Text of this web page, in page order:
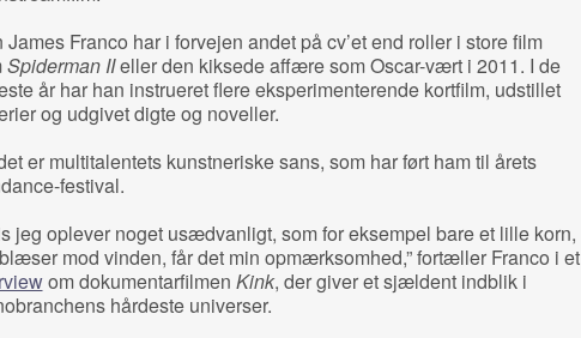
James Franco har i forvejen andet på cv’et end roller i store film
Spiderman IIeller den kiksede affære som Oscar-vært i 2011. I de
år har han instrueret flere eksperimenterende kortfilm, udstillet
og udgivet digte og noveller.
er multitalentets kunstneriske sans, som har ført ham til årets
festival.
jeg oplever noget usædvanligt, som for eksempel bare et lille korn,
mod vinden, får det min opmærksomhed,” fortæller Franco i et
om dokumentarfilmen Kink, der giver et sjældent indblik i
hårdeste universer.